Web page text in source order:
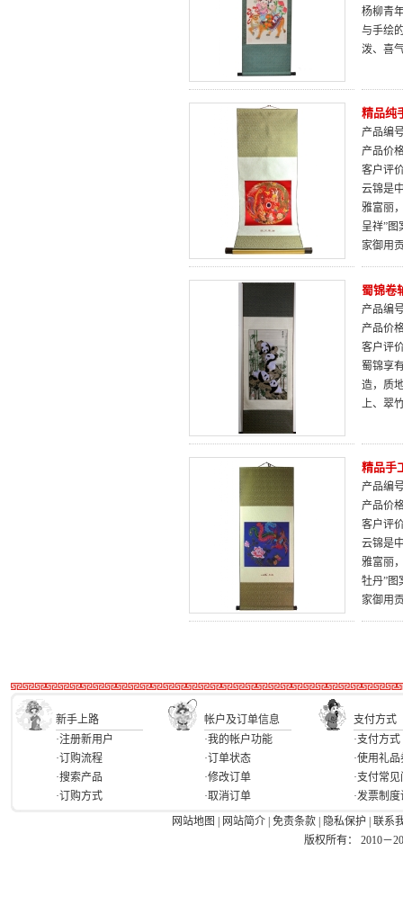
杨柳青
与手绘
泼、喜
精品纯
产品编
产品价
客户评
云锦是
雅富丽
呈祥”
家御用
蜀锦卷
产品编
产品价
客户评
蜀锦享
造，质
上、翠
精品手
产品编
产品价
客户评
云锦是
雅富丽
牡丹”图
家御用
新手上路 帐户及订单信息
支付方式
·注册新用户
·订购流程
·搜索产品
·订购方式
·我的帐户功能
·订单状态
·修改订单
·取消订单
·支付方式
·使用礼品
·支付常
·发票制
网站地图
网站简介 免责条款 隐私保护
联系
版权所有： 2010－